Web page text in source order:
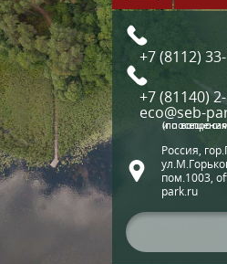
+7 (8112)
+7 (81140)
eco@seb-
(по вопросам экскурсий и
Россия,
пом.1003,
park.ru